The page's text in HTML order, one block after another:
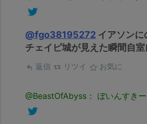
@fgo38195272 イアソンに
チェイピ城が見えた瞬間自室
返信 リツイ お気に
@BeastOfAbyss： ぼいんすきー